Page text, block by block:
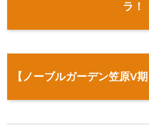
ラ！
【ノーブルガーデン笠原V